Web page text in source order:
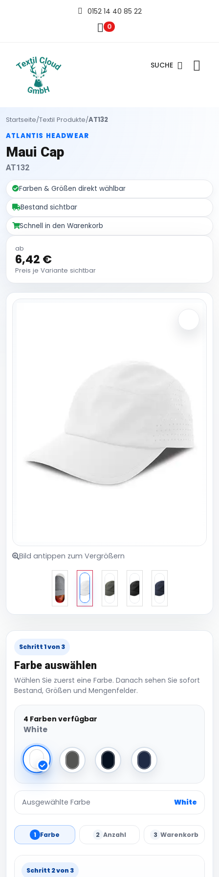
0152 14 40 85 22
0
SUCHE
Startseite/Textil Produkte/AT132
ATLANTIS HEADWEAR
Maui Cap
AT132
Farben & Größen direkt wählbar
Bestand sichtbar
Schnell in den Warenkorb
ab
6,42 €
Preis je Variante sichtbar
Bild antippen zum Vergrößern
Schritt 1 von 3
Farbe auswählen
Wählen Sie zuerst eine Farbe. Danach sehen Sie sofort
Bestand, Größen und Mengenfelder.
4 Farben verfügbar
White
White Dark Grey Black Navy
Ausgewählte Farbe White
1 Farbe 2 Anzahl 3 Warenkorb
Schritt 2 von 3